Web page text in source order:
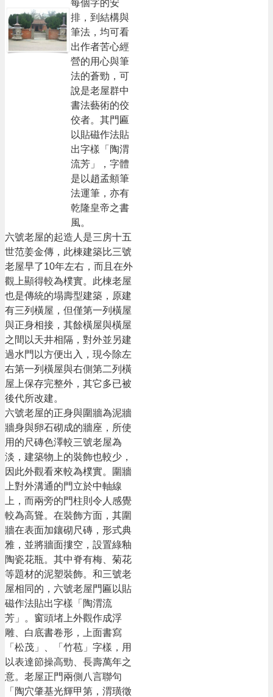
每個字的安
排，到結構與
筆法，均可看
出作者苦心經
營的用心與筆
法的蒼勁，可
說是老屋群中
書法藝術的佼
佼者。其門匾
以貼磁作法貼
出字樣「陶渭
流芳」，字體
是以趙孟頫筆
法運筆，亦有
乾隆皇帝之書
風。
六號老屋的起造人是三房十五
世范姜金傳，此棟建築比三號
老屋早了10年左右，而且在外
觀上顯得較為樸實。此棟老屋
也是傳統的塌壽型建築，原建
有三列橫屋，但僅第一列橫屋
與正身相接，其餘橫屋與橫屋
之間以天井相隔，對外並另建
過水門以方便出入，現今除左
右第一列橫屋與右側第二列橫
屋上保存完整外，其它多已被
後代所改建。
六號老屋的正身與圍牆為泥牆
牆身與卵石砌成的牆座，所使
用的尺磚色澤較三號老屋為
淡，建築物上的裝飾也較少，
因此外觀看來較為樸實。圍牆
上對外溝通的門立於中軸線
上，而兩旁的門柱則令人感覺
較為高聳。在裝飾方面，其圍
牆在表面加鑲砌尺磚，形式典
雅，並將牆面摟空，設置綠釉
陶瓷花瓶。其中脊有梅、菊花
等題材的泥塑裝飾。和三號老
屋相同的，六號老屋門匾以貼
磁作法貼出字樣「陶渭流
芳」。窗頭堵上外觀作成浮
雕、白底書卷形，上面書寫
「松茂」、「竹苞」字樣，用
以表達節操高勁、長壽萬年之
意。老屋正門兩側八言聯句
「陶穴肇基光輝甲第，渭璜徵